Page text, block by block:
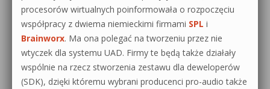
procesorów wirtualnych poinformowała o rozpoczęciu
współpracy z dwiema niemieckimi firmami SPL i
Brainworx. Ma ona polegać na tworzeniu przez nie
wtyczek dla systemu UAD. Firmy te będą także działały
wspólnie na rzecz stworzenia zestawu dla deweloperów
(SDK), dzięki któremu wybrani producenci pro-audio także